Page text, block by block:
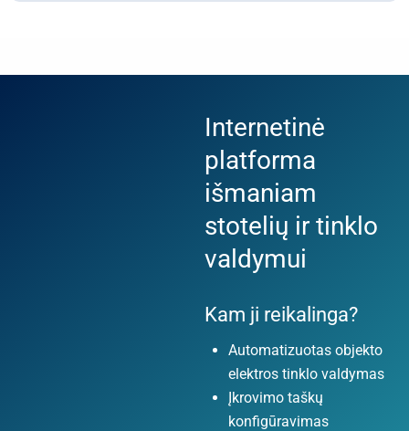
Internetinė
platforma
išmaniam
stotelių ir tinklo
valdymui
Kam ji reikalinga?
Automatizuotas objekto
elektros tinklo valdymas
Įkrovimo taškų
konfigūravimas